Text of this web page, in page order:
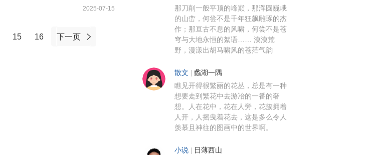
2025-07-15
15 16 下一页
那刀削一般平顶的峰巅，那浑圆巍峨
的山峦，何尝不是千年狂飙雕琢的杰
作；那亘古不息的风啸，何尝不是苍
穹与大地永恒的絮语…… 漠漠荒
野，漫漾出胡马啸风的苍茫气韵
散文 蠡湖一隅
瞧见开得很繁丽的花丛，总是有一种
想要走到繁花中去游冶的一番的奢
想。人在花中，花在人旁，花簇拥着
人开，人摇曳着花去，这是多么令人
羡慕且神往的图画中的世界啊。
小说 日薄西山